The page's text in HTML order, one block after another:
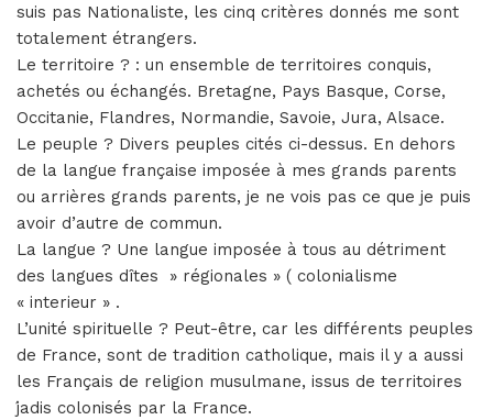
suis pas Nationaliste, les cinq critères donnés me sont
totalement étrangers.
Le territoire ? : un ensemble de territoires conquis,
achetés ou échangés. Bretagne, Pays Basque, Corse,
Occitanie, Flandres, Normandie, Savoie, Jura, Alsace.
Le peuple ? Divers peuples cités ci-dessus. En dehors
de la langue française imposée à mes grands parents
ou arrières grands parents, je ne vois pas ce que je puis
avoir d’autre de commun.
La langue ? Une langue imposée à tous au détriment
des langues dîtes » régionales » ( colonialisme
« interieur » .
L’unité spirituelle ? Peut-être, car les différents peuples
de France, sont de tradition catholique, mais il y a aussi
les Français de religion musulmane, issus de territoires
́jadis colonisés par la France.